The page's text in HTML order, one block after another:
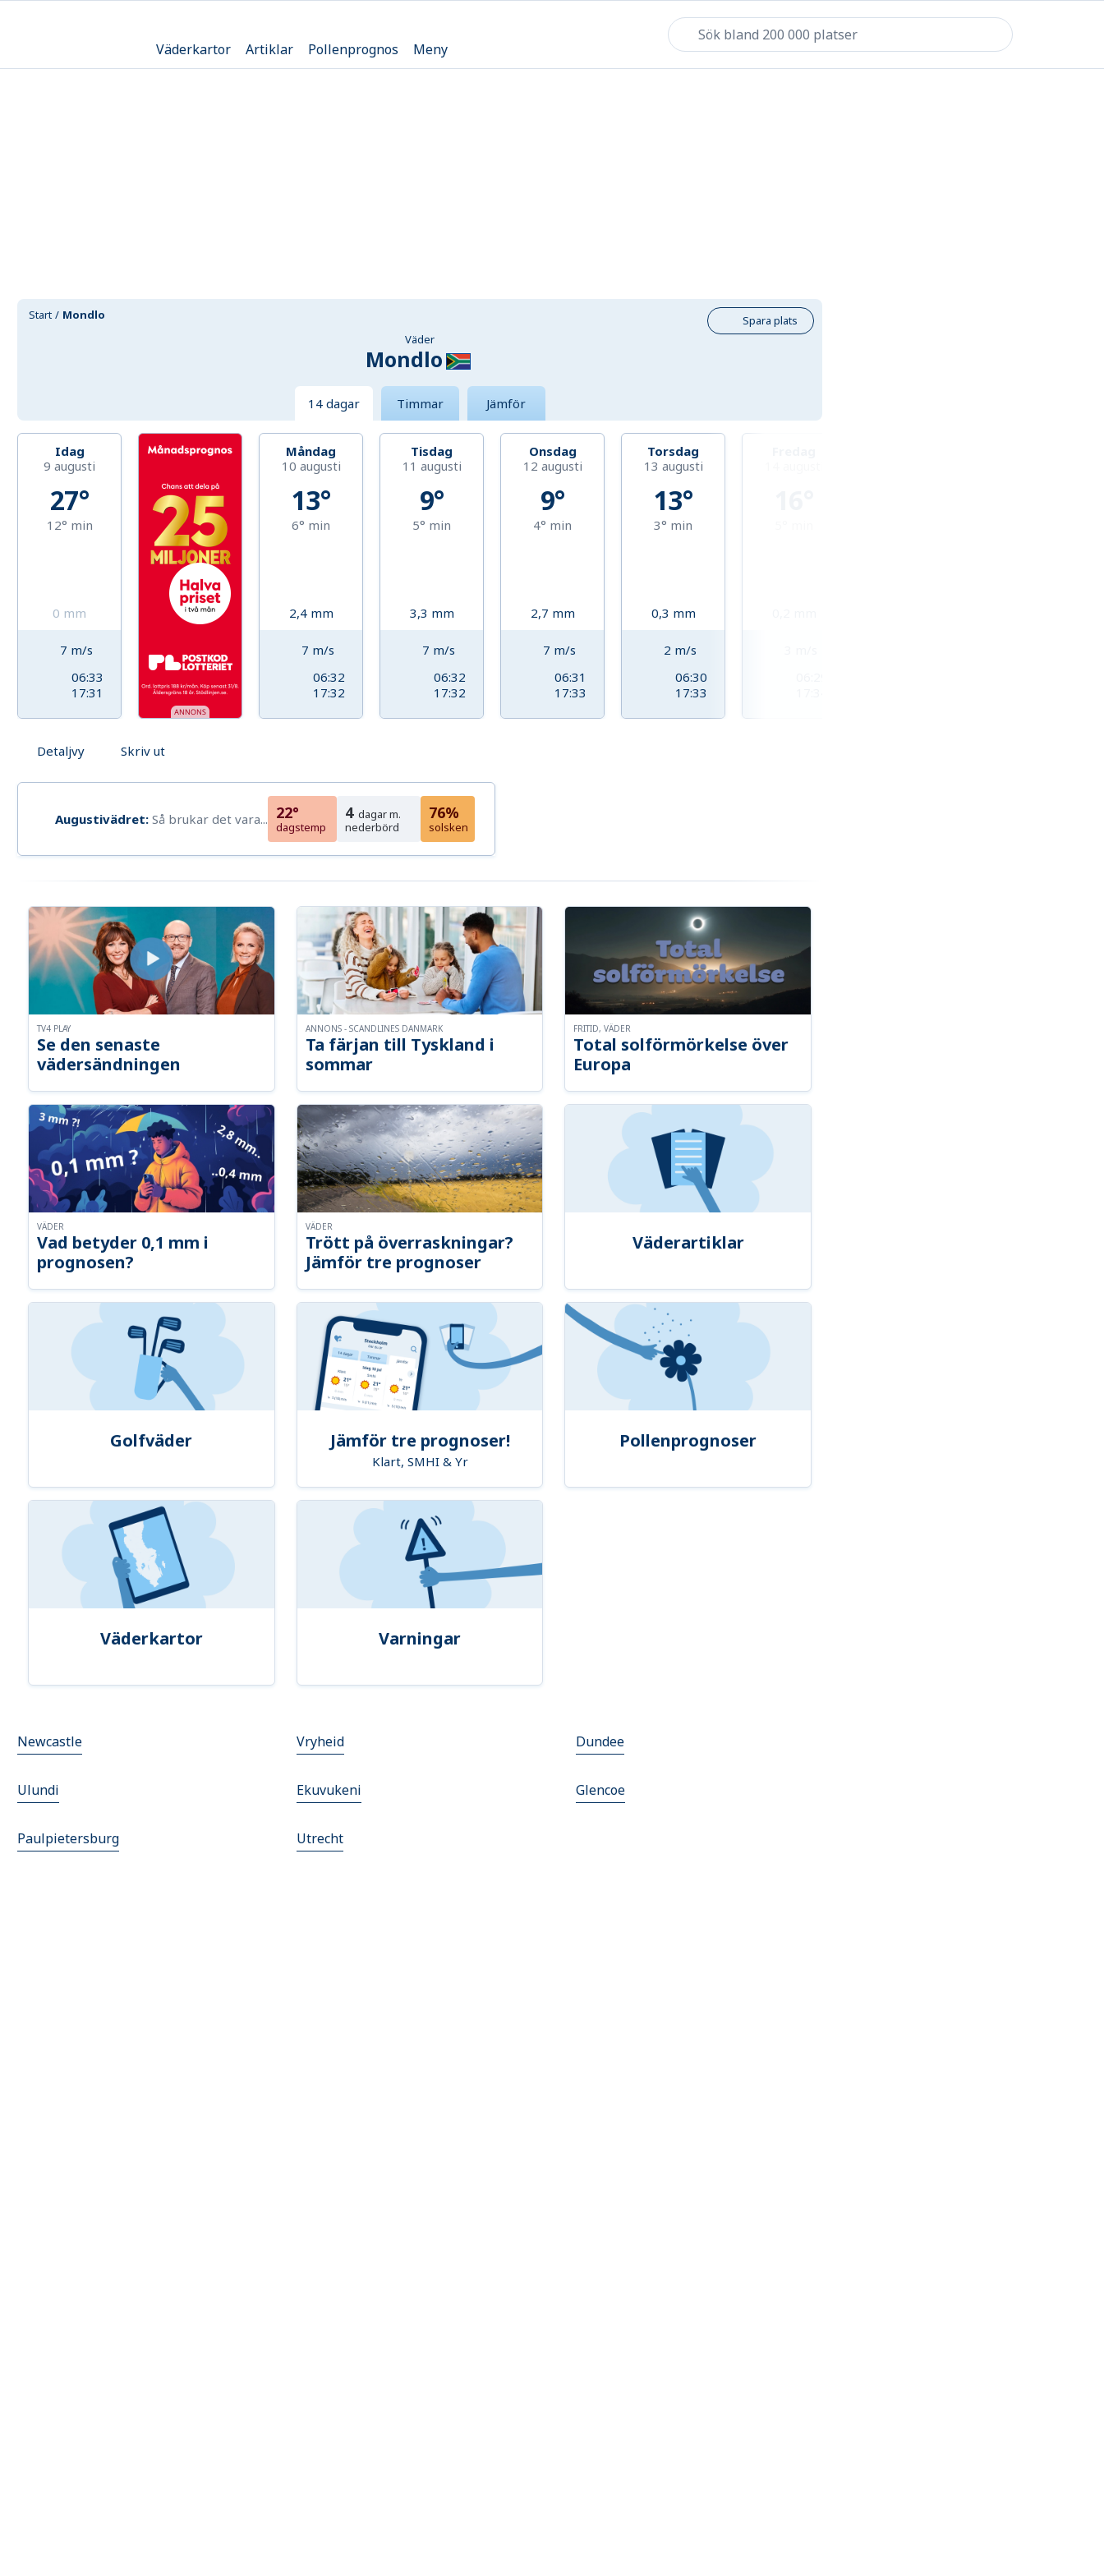
Väderkartor Artiklar Pollenprognos Meny
Start Mondlo
Spara plats
Väder
Mondlo
14 dagar Timmar Jämför
Idag
9 augusti
27°
12° min
0 mm
7 m/s
06:33
17:31
Måndag
10 augusti
13°
6° min
2,4 mm
7 m/s
06:32
17:32
Tisdag
11 augusti
9°
5° min
3,3 mm
7 m/s
06:32
17:32
Onsdag
12 augusti
9°
4° min
2,7 mm
7 m/s
06:31
17:33
Torsdag
13 augusti
13°
3° min
0,3 mm
2 m/s
06:30
17:33
Detaljvy Skriv ut
Augustivädret: Så brukar det vara... 22°
dagstemp
4 dagar m.
nederbörd
76%
solsken
Se den senaste
vädersändningen
TV4 PLAY
Ta färjan till Tyskland i
sommar
ANNONS - SCANDLINES DANMARK
Total solförmörkelse över
Europa
FRITID, VÄDER
Vad betyder 0,1 mm i
prognosen?
VÄDER
Trött på överraskningar?
Jämför tre prognoser
VÄDER
Väderartiklar
Golfväder Jämför tre prognoser!
Klart, SMHI & Yr
Pollenprognoser
Väderkartor Varningar
Newcastle Vryheid Dundee
Ulundi Ekuvukeni Glencoe
Paulpietersburg Utrecht